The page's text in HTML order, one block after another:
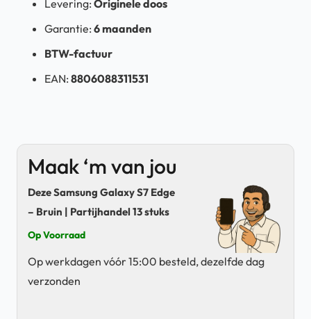
Levering: Originele doos
Garantie: 6 maanden
BTW-factuur
EAN: 8806088311531
Maak ‘m van jou
Deze Samsung Galaxy S7 Edge
– Bruin | Partijhandel 13 stuks
Op Voorraad
Op werkdagen vóór 15:00 besteld, dezelfde dag
verzonden